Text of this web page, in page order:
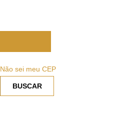
Não sei meu CEP